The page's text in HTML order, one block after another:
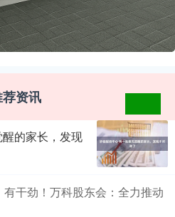
资讯
的家长，发现
干劲！万科股东会：全力推动